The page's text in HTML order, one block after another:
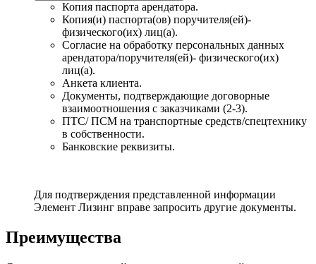
Копия паспорта арендатора.
Копия(и) паспорта(ов) поручителя(ей)-
физического(их) лиц(а).
Согласие на обработку персональных данных
арендатора/поручителя(ей)- физического(их)
лиц(а).
Анкета клиента.
Документы, подтверждающие договорные
взаимоотношения с заказчиками (2-3).
ПТС/ ПСМ на транспортные средств/спецтехнику
в собственности.
Банковские реквизиты.
Для подтверждения представленной информации
Элемент Лизинг вправе запросить другие документы.
Преимущества